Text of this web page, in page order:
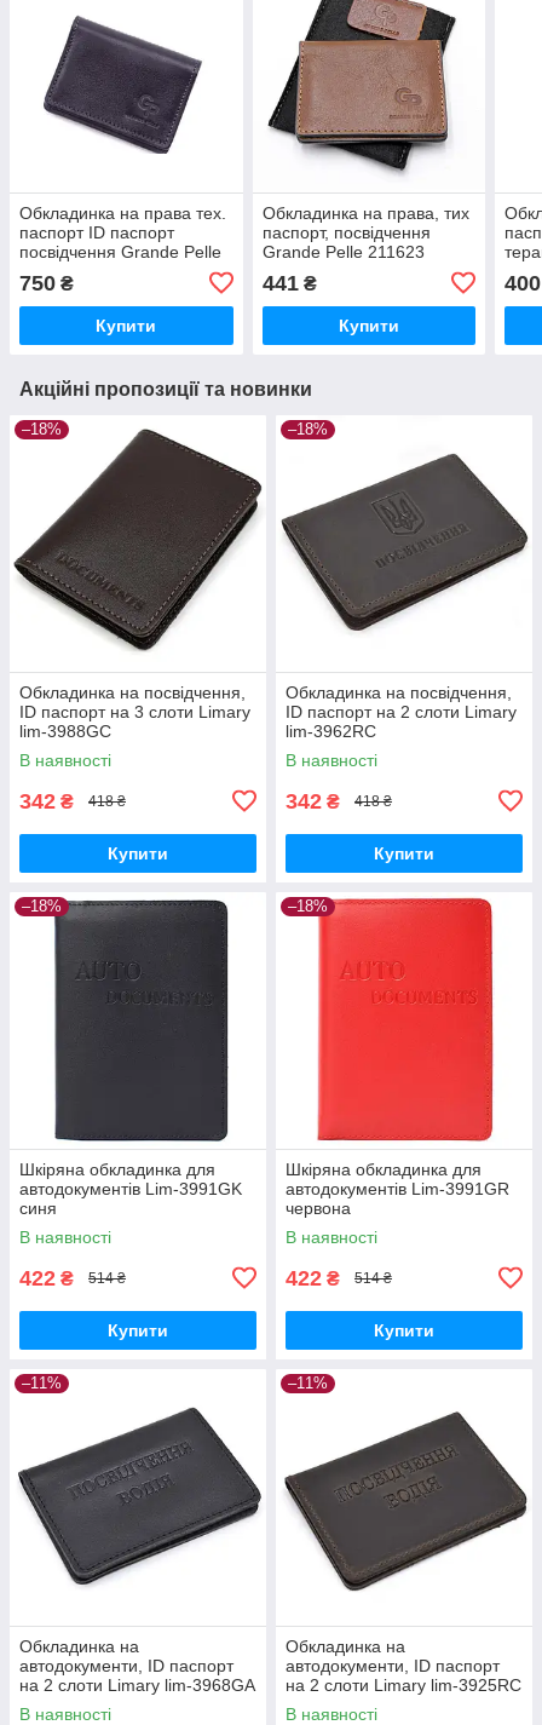
Обкладинка на права тех.
паспорт ID паспорт
посвідчення Grande Pelle
синій
750 ₴
Купити
Обкладинка на права, тих
паспорт, посвідчення
Grande Pelle 211623
441₴
Купити
400
Акційні пропозиції та новинки
–18%
Обкладинка на посвідчення,
ID паспорт на 3 слоти Limary
lim-3988GC
В наявності
342 ₴ 418 ₴
Купити
–18%
Обкладинка на посвідчення,
ID паспорт на 2 слоти Limary
lim-3962RC
В наявності
342 ₴ 418 ₴
Купити
–18%
Шкіряна обкладинка для
автодокументів Lim-3991GK
синя
В наявності
422 ₴ 514 ₴
Купити
–18%
Шкіряна обкладинка для
автодокументів Lim-3991GR
червона
В наявності
422 ₴ 514 ₴
Купити
–11%
Обкладинка на
автодокументи, ID паспорт
на 2 слоти Limary lim-3968GA
чорна
В наявності
–11%
Обкладинка на
автодокументи, ID паспорт
на 2 слоти Limary lim-3925RC
В наявності